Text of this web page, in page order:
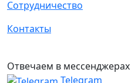
Сотрудничество
Контакты
Отвечаем в мессенджерах
Telegram